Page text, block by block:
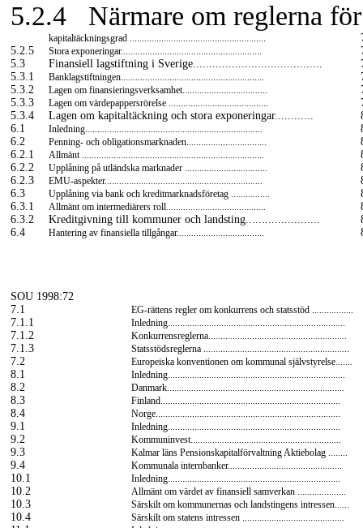
5.2.4 Närmare om reglerna
kapitaltäckningsgrad ........................................................
5.2.5
Stora exponeringar..........................................................
5.3
Finansiell lagstiftning i Sverige........................................
5.3.1
Banklagstiftningen...........................................................
5.3.2
Lagen om finansieringsverksamhet...................................
5.3.3
Lagen om värdepappersrörelse .........................................
5.3.4
Lagen om kapitaltäckning och stora exponeringar............
6.1
Inledning.........................................................................
6.2
Penning- och obligationsmarknaden.................................
6.2.1
Allmänt ...........................................................................
6.2.2
Upplåning på utländska marknader ..................................
6.2.3
EMU-aspekter.................................................................
6.3
Upplåning via bank och kreditmarknadsföretag ................
6.3.1
Allmänt om intermediärers roll.........................................
6.3.2
Kreditgivning till kommuner och landsting.......................
6.4
Hantering av finansiella tillgångar....................................
SOU 1998:72
7.1
EG-rättens regler om konkurrens och statsstöd .................
7.1.1 Inledning.........................................................................
7.1.2 Konkurrensreglerna.........................................................
7.1.3 Statsstödsreglerna ............................................................
7.2 Europeiska konventionen om kommunal självstyrelse.......
8.1 Inledning.........................................................................
8.2 Danmark.........................................................................
8.3 Finland..........................................................................
8.4 Norge............................................................................
9.1 Inledning.......................................................................
9.2 Kommuninvest..............................................................
9.3 Kalmar läns Pensionskapitalförvaltning Aktiebolag ........
9.4 Kommunala internbanker...............................................
10.1 Inledning.......................................................................
10.2 Allmänt om värdet av finansiell samverkan ....................
10.3 Särskilt om kommunernas och landstingens intressen......
10.4 Särskilt om statens intressen ..........................................